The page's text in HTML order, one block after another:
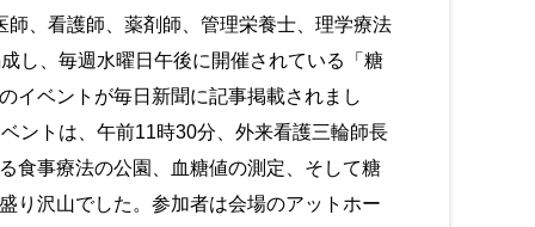
師、看護師、薬剤師、管理栄養士、理学療法
し、毎週水曜日午後に開催されている「糖
イベントが毎日新聞に記事掲載されまし
ントは、午前11時30分、外来看護三輪師長
食事療法の公園、血糖値の測定、そして糖
り沢山でした。参加者は会場のアットホー